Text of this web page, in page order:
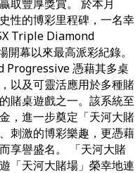
取豐厚獎賞。 於本月
性的博彩里程碑，一名幸
Triple Diamond
幕以來最高派彩紀錄。
Progressive 憑藉其多桌
以及可靈活應用於多種賭
賭桌遊戲之一。該系統至
，進一步奠定「天河大賭
刺激的博彩樂趣，更憑藉
享譽盛名。 「天河大賭
「天河大賭場」榮幸地連